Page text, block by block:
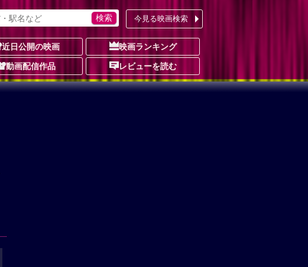
今見る映画検索
近日公開の映画 映画ランキング
動画配信作品 レビューを読む